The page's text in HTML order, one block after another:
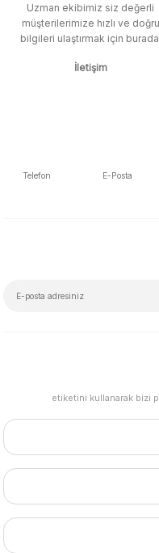
Uzman ekibimiz siz değerli
müşterilerimize hızlı ve doğru
bilgileri ulaştırmak için
İletişim
Telefon E-Posta
etiketini kullanarak bizi